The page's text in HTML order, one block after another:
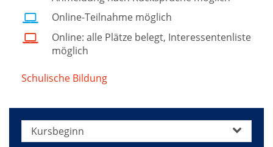
Online-Teilnahme möglich
Online: alle Plätze belegt, Interessentenliste
möglich
Schulische Bildung
Kursbeginn